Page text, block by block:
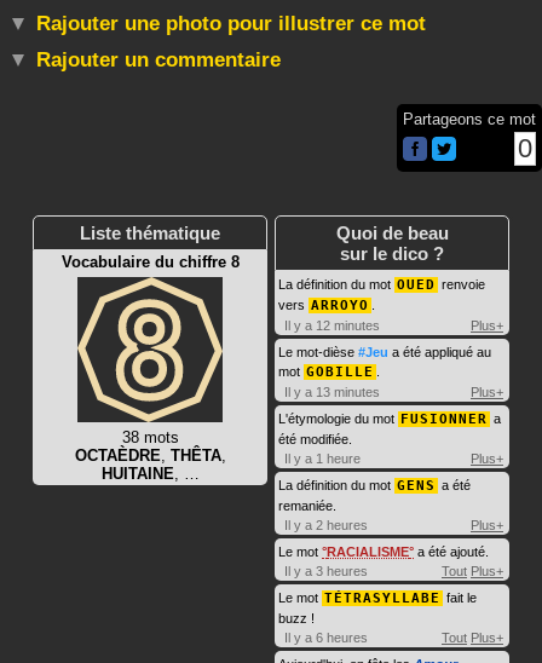
Rajouter une photo pour illustrer ce mot
Rajouter un commentaire
Partageons ce mot
0
Liste thématique
Vocabulaire du chiffre 8
38 mots
OCTAÈDRE THÊTA,
HUITAINE
Quoi de beau
sur le dico ?
La définition du mot OUED renvoie
vers ARROYO
Il y a 12 minutes
Plus+
Le mot-dièse #Jeu a été appliqué au
mot GOBILLE
Il y a 13 minutes
Plus+
L'étymologie du mot FUSIONNER a
été modifiée.
Il y a 1 heure
Plus+
La définition du mot GENS a été
remaniée.
Il y a 2 heures
Plus+
Le mot RACIALISME a été ajouté.
Il y a 3 heures
Tout Plus+
Le mot TÉTRASYLLABE fait le
buzz !
Il y a 6 heures
Tout Plus+